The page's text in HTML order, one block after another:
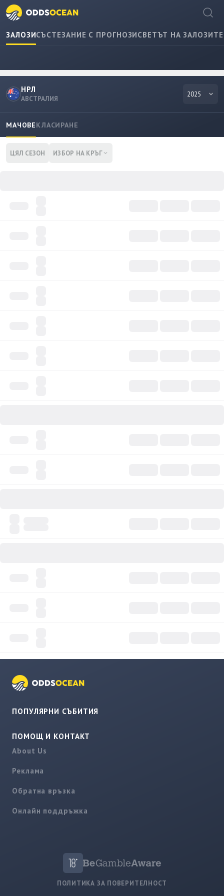
ЗАЛОЗИСЪСТЕЗАНИЕ С ПРОГНОЗИСВЕТЪТ НА ЗАЛОЗИТЕ
НРЛ
АВСТРАЛИЯ
2025
МАЧОВЕКЛАСИРАНЕ
ЦЯЛ СЕЗОН ИЗБОР НА КРЪГ
ПОПУЛЯРНИ СЪБИТИЯ
ПОМОЩ И КОНТАКТ
About Us
Реклама
Обратна връзка
Онлайн поддръжка
ПОЛИТИКА ЗА ПОВЕРИТЕЛНОСТ